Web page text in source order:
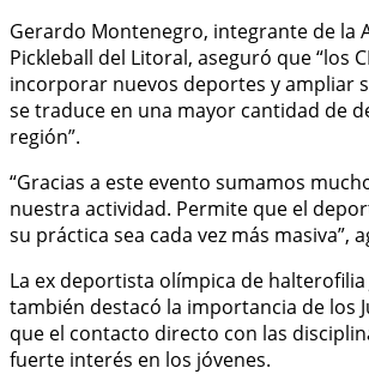
Gerardo Montenegro, integrante de la
Pickleball del Litoral, aseguró que “los
incorporar nuevos deportes y ampliar
se traduce en una mayor cantidad de
región”.
“Gracias a este evento sumamos
nuestra actividad. Permite que el
su práctica sea cada vez más masiva”,
La ex deportista olímpica de halterofilia
también destacó la importancia de los
que el contacto directo con las
fuerte interés en los jóvenes.